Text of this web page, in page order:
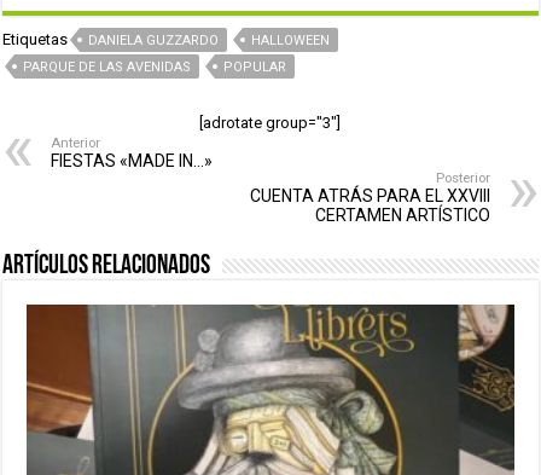
Etiquetas DANIELA GUZZARDO
HALLOWEEN
PARQUE DE LAS AVENIDAS
POPULAR
[adrotate group="3"]
Anterior
FIESTAS «MADE IN…»
Posterior
CUENTA ATRÁS PARA EL XXVIII
CERTAMEN ARTÍSTICO
Artículos relacionados